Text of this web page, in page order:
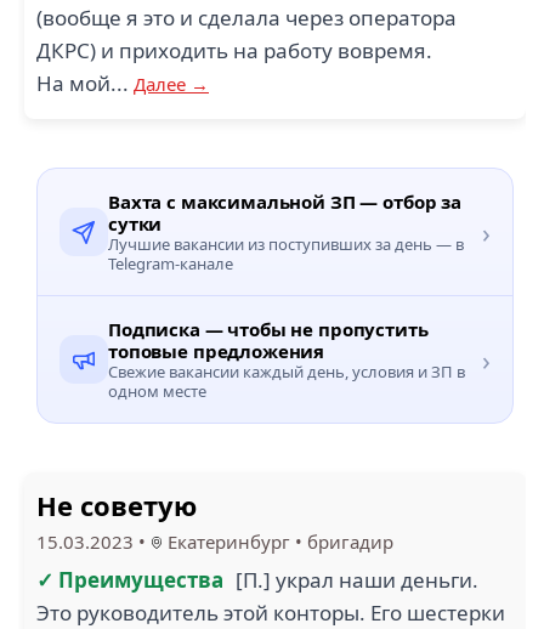
(вообще я это и сделала через оператора
ДКРС) и приходить на работу вовремя.
На мой... Далее →
Вахта с максимальной ЗП — отбор за
сутки
Лучшие вакансии из поступивших за день — в
Telegram-канале
›
Подписка — чтобы не пропустить
топовые предложения
Свежие вакансии каждый день, условия и ЗП в
одном месте
›
Не советую
15.03.2023 • Екатеринбург • бригадир
✓ Преимущества [П.] украл наши деньги.
Это руководитель этой конторы. Его шестерки